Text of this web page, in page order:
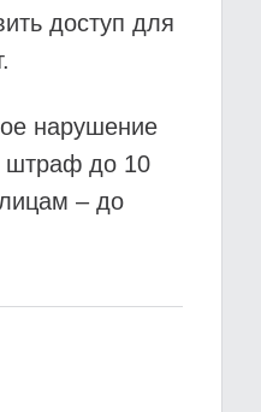
доступ для
нарушение
штраф до 10
– до